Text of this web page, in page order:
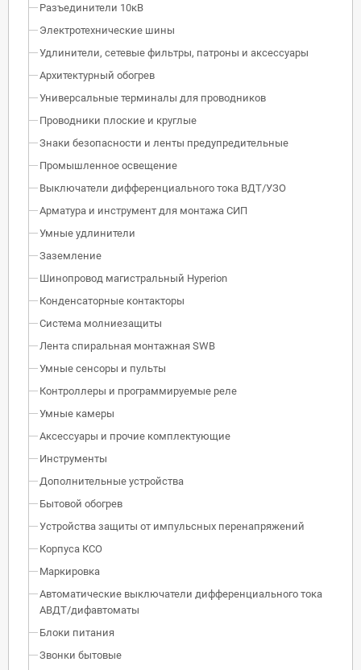
Разъединители 10кВ
Электротехнические шины
Удлинители, сетевые фильтры, патроны и аксессуары
Архитектурный обогрев
Универсальные терминалы для проводников
Проводники плоские и круглые
Знаки безопасности и ленты предупредительные
Промышленное освещение
Выключатели дифференциального тока ВДТ/УЗО
Арматура и инструмент для монтажа СИП
Умные удлинители
Заземление
Шинопровод магистральный Hyperion
Конденсаторные контакторы
Система молниезащиты
Лента спиральная монтажная SWB
Умные сенсоры и пульты
Контроллеры и программируемые реле
Умные камеры
Аксессуары и прочие комплектующие
Инструменты
Дополнительные устройства
Бытовой обогрев
Устройства защиты от импульсных перенапряжений
Корпуса КСО
Маркировка
Автоматические выключатели дифференциального тока
АВДТ/дифавтоматы
Блоки питания
Звонки бытовые